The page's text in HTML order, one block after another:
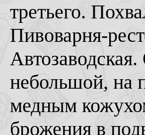
третьего.
Пивоварня-
небольшой, на
медным
брожения в